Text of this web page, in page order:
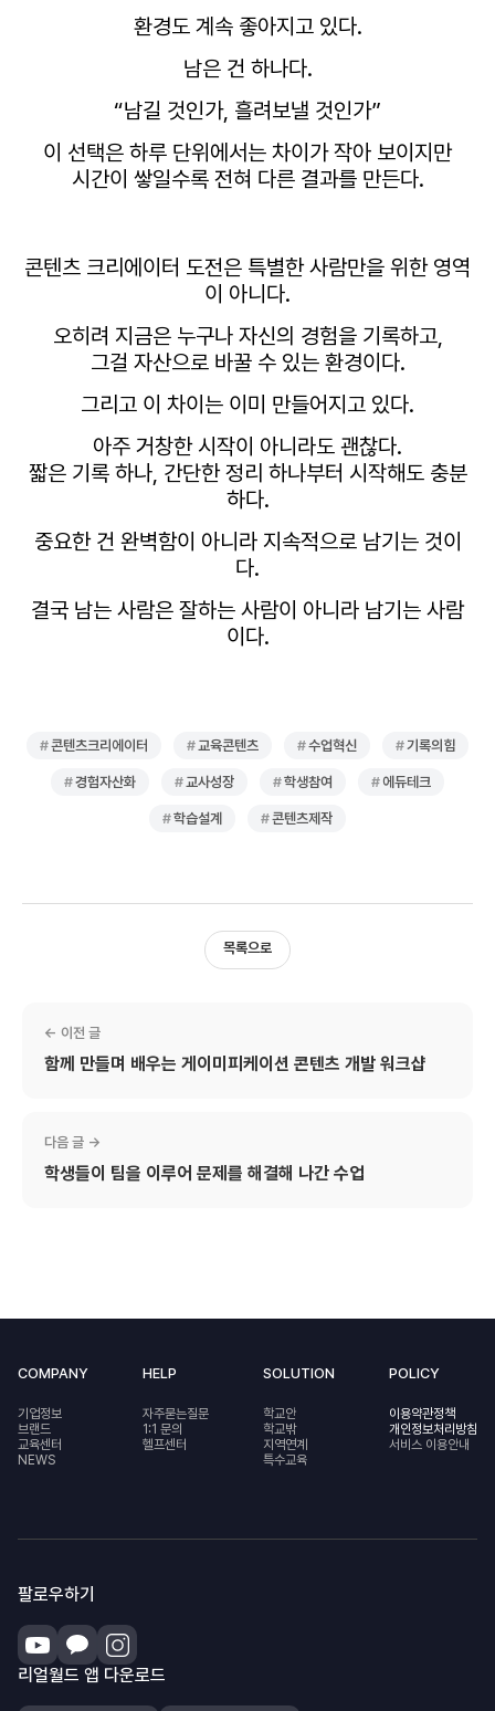
환경도 계속 좋아지고 있다.
남은 건 하나다.
“남길 것인가, 흘려보낼 것인가”
이 선택은 하루 단위에서는 차이가 작아 보이지만
시간이 쌓일수록 전혀 다른 결과를 만든다.
콘텐츠 크리에이터 도전은 특별한 사람만을 위한 영역
이 아니다.
오히려 지금은 누구나 자신의 경험을 기록하고,
그걸 자산으로 바꿀 수 있는 환경이다.
그리고 이 차이는 이미 만들어지고 있다.
아주 거창한 시작이 아니라도 괜찮다.
짧은 기록 하나, 간단한 정리 하나부터 시작해도 충분
하다.
중요한 건 완벽함이 아니라 지속적으로 남기는 것이
다.
결국 남는 사람은 잘하는 사람이 아니라 남기는 사람
이다.
콘텐츠크리에이터 교육콘텐츠 수업혁신 기록의힘
경험자산화 교사성장 학생참여 에듀테크
학습설계 콘텐츠제작
목록으로
← 이전 글
함께 만들며 배우는 게이미피케이션 콘텐츠 개발 워크샵
다음 글 →
학생들이 팀을 이루어 문제를 해결해 나간 수업
COMPANY
기업정보
브랜드
교육센터
NEWS
HELP
자주묻는질문
1:1 문의
헬프센터
SOLUTION
학교안
학교밖
지역연계
특수교육
POLICY
이용약관정책
개인정보처리방침
서비스 이용안내
팔로우하기
리얼월드 앱 다운로드